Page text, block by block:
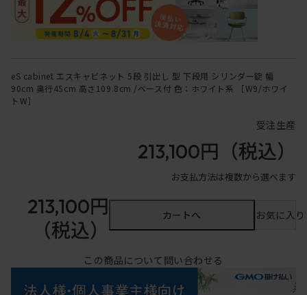
eS cabinet エスキャビネット 5段 引出し 型 下段用 シリンダー錠 幅
90cm 奥行45cm 高さ109.8cm /ベース付 色：ホワイト系 ［W9/ホワイ
トW］
受注生産
213,100円 （税込）
お支払方法は複数から選べます
213,100円
（税込）
カートへ お気に入
この商品について問い合わせる